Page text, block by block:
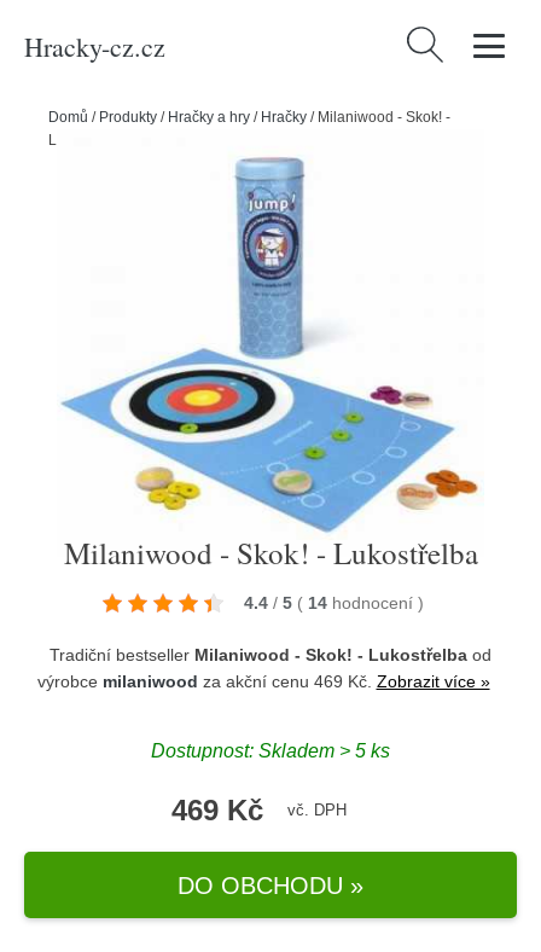
Hracky-cz.cz Vyhledávání
Domů / Produkty / Hračky a hry / Hračky / Milaniwood - Skok! -
Lukostřelba
Milaniwood - Skok! - Lukostřelba
4.4 / 5 ( 14 hodnocení )
Tradiční bestseller Milaniwood - Skok! - Lukostřelba od
výrobce milaniwood za akční cenu 469 Kč. Zobrazit více »
Dostupnost: Skladem > 5 ks
469 Kč vč. DPH
DO OBCHODU »